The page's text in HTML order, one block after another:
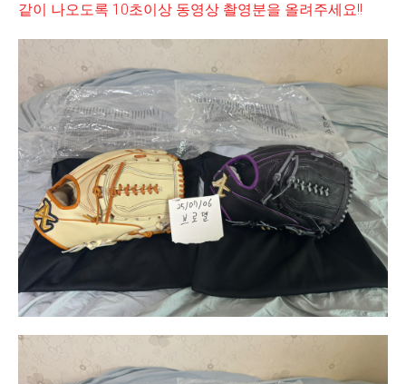
같이 나오도록 10초이상 동영상 촬영분을 올려주세요!!